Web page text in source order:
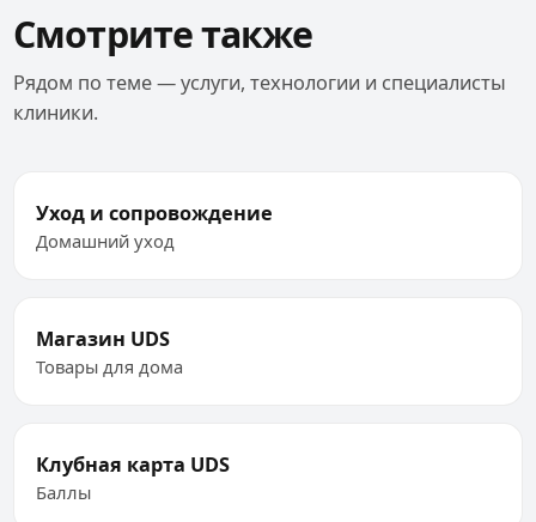
Смотрите также
Рядом по теме — услуги, технологии и специалисты
клиники.
Уход и сопровождение
Домашний уход
Магазин UDS
Товары для дома
Клубная карта UDS
Баллы